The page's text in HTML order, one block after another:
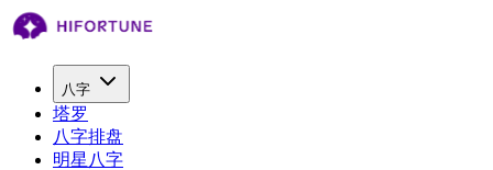
八字
塔罗
八字排盘
明星八字